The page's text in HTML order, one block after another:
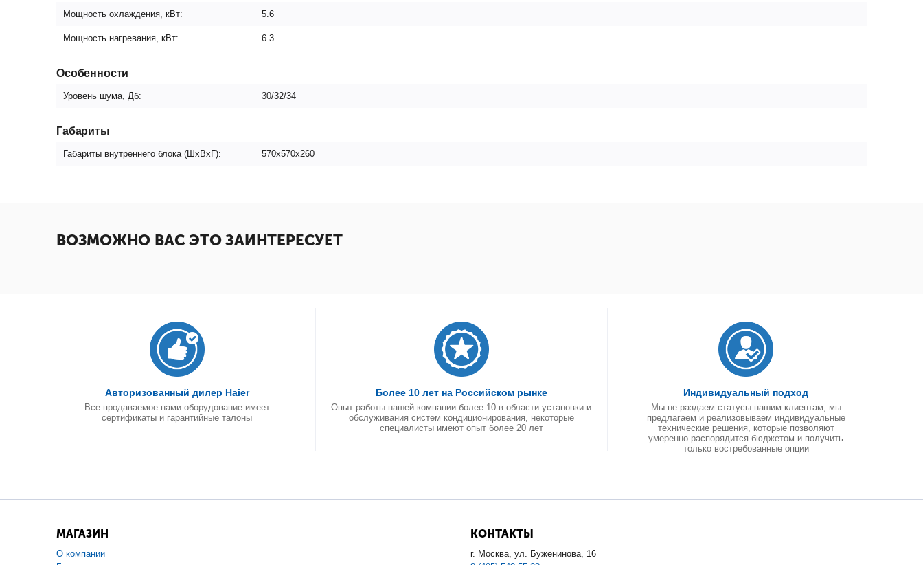
Мощность охлаждения, кВт: 5.6
Мощность нагревания, кВт: 6.3
Особенности
Уровень шума, Дб: 30/32/34
Габариты
Габариты внутреннего блока (ШxВxГ): 570х570х260
ВОЗМОЖНО ВАС ЭТО ЗАИНТЕРЕСУЕТ
Авторизованный дилер Haier
Все продаваемое нами оборудование имеет
сертификаты и гарантийные талоны
Более 10 лет на Российском рынке
Опыт работы нашей компании более 10 в области установки и
обслуживания систем кондиционирования, некоторые
специалисты имеют опыт более 20 лет
Индивидуальный подход
Мы не раздаем статусы нашим клиентам, мы
предлагаем и реализовываем индивидуальные
технические решения, которые позволяют
умеренно распорядится бюджетом и получить
только востребованные опции
МАГАЗИН
О компании
КОНТАКТЫ
г. Москва, ул. Буженинова, 16